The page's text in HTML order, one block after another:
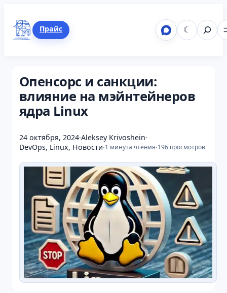
содержимому
Поиск
☾
Прайс Mastodon
LinkedIn
GitHub
Опенсорс и санкции:
влияние на мэйнтейнеров
ядра Linux
24 октября, 2024·Aleksey Krivoshein·
DevOps, Linux, Новости·1 минута чтения·196 просмотров